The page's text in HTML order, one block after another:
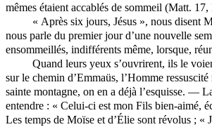
mêmes étaient accablés de sommeil (Matt.
« Après six jours, Jésus », nous disent
nous parle du premier jour d’une nouvelle
ensommeillés, indifférents même, lorsque,
Quand leurs yeux s’ouvrirent, ils le
sur le chemin d’Emmaüs, l’Homme
sainte montagne, on en a déjà l’esquisse. —
entendre : « Celui-ci est mon Fils bien-aimé,
Les temps de Moïse et d’Élie sont révolus ; «